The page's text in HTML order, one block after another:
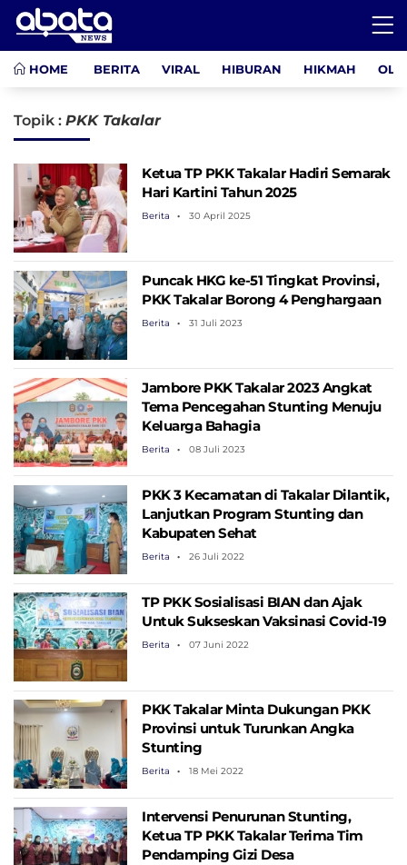
HOME BERITA VIRAL HIBURAN HIKMAH
Topik : PKK Takalar
Ketua TP PKK Takalar Hadiri Semarak
Hari Kartini Tahun 2025
Berita 30 April 2025
Puncak HKG ke-51 Tingkat Provinsi,
PKK Takalar Borong 4 Penghargaan
Berita 31 Juli 2023
Jambore PKK Takalar 2023 Angkat
Tema Pencegahan Stunting Menuju
Keluarga Bahagia
Berita 08 Juli 2023
PKK 3 Kecamatan di Takalar Dilantik,
Lanjutkan Program Stunting dan
Kabupaten Sehat
Berita 26 Juli 2022
TP PKK Sosialisasi BIAN dan Ajak
Untuk Sukseskan Vaksinasi Covid-19
Berita 07 Juni 2022
PKK Takalar Minta Dukungan PKK
Provinsi untuk Turunkan Angka
Stunting
Berita 18 Mei 2022
Intervensi Penurunan Stunting,
Ketua TP PKK Takalar Terima Tim
Pendamping Gizi Desa